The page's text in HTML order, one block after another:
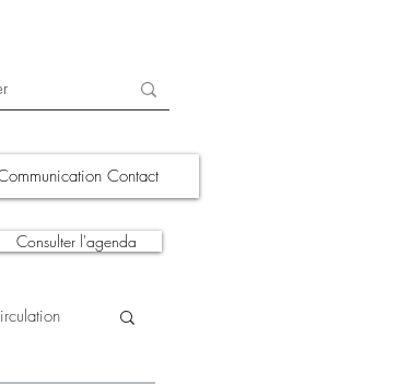
Contact
Consulter l'agenda